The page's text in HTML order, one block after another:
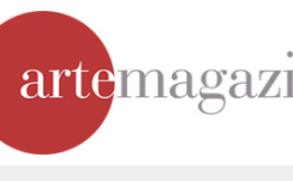
HOME